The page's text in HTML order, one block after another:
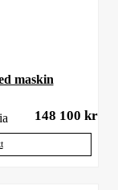
maskin
148 100 kr